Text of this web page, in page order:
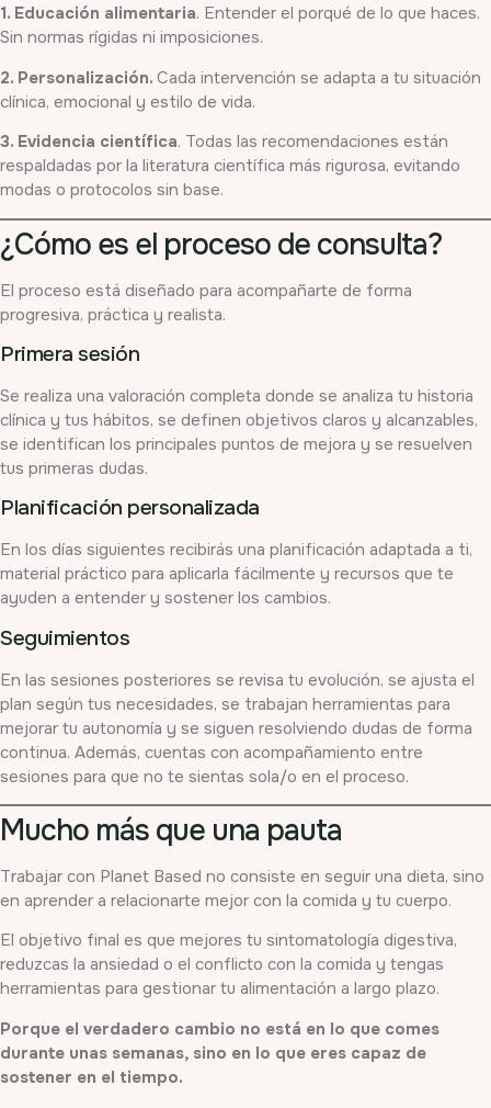
1. Educación alimentaria. Entender el porqué de lo que haces.
Sin normas rígidas ni imposiciones.
2. Personalización. Cada intervención se adapta a tu situación
clínica, emocional y estilo de vida.
3. Evidencia científica. Todas las recomendaciones están
respaldadas por la literatura científica más rigurosa, evitando
modas o protocolos sin base.
¿Cómo es el proceso de consulta?
El proceso está diseñado para acompañarte de forma
progresiva, práctica y realista.
Primera sesión
Se realiza una valoración completa donde se analiza tu historia
clínica y tus hábitos, se definen objetivos claros y alcanzables,
se identifican los principales puntos de mejora y se resuelven
tus primeras dudas.
Planificación personalizada
En los días siguientes recibirás una planificación adaptada a ti,
material práctico para aplicarla fácilmente y recursos que te
ayuden a entender y sostener los cambios.
Seguimientos
En las sesiones posteriores se revisa tu evolución, se ajusta el
plan según tus necesidades, se trabajan herramientas para
mejorar tu autonomía y se siguen resolviendo dudas de forma
continua. Además, cuentas con acompañamiento entre
sesiones para que no te sientas sola/o en el proceso.
Mucho más que una pauta
Trabajar con Planet Based no consiste en seguir una dieta, sino
en aprender a relacionarte mejor con la comida y tu cuerpo.
El objetivo final es que mejores tu sintomatología digestiva,
reduzcas la ansiedad o el conflicto con la comida y tengas
herramientas para gestionar tu alimentación a largo plazo.
Porque el verdadero cambio no está en lo que comes
durante unas semanas, sino en lo que eres capaz de
sostener en el tiempo.